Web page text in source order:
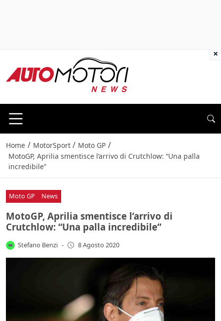
Home / MotorSport / Moto GP /
MotoGP, Aprilia smentisce l’arrivo di Crutchlow: “Una palla
incredibile”
Moto GP News
MotoGP, Aprilia smentisce l’arrivo di
Crutchlow: “Una palla incredibile”
Stefano Benzi - 8 Agosto 2020
×